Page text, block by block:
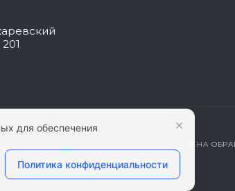
СОГЛАСИЕ НА
для обеспечения
Политика конфиденциальности
×